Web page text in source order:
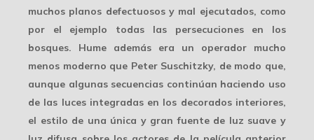
muchos planos defectuosos y mal ejecutados, como
por el ejemplo todas las persecuciones en los
bosques. Hume además era un operador mucho
menos moderno que Peter Suschitzky, de modo que,
aunque algunas secuencias continúan haciendo uso
de las luces integradas en los decorados interiores,
el estilo de una única y gran fuente de luz suave y